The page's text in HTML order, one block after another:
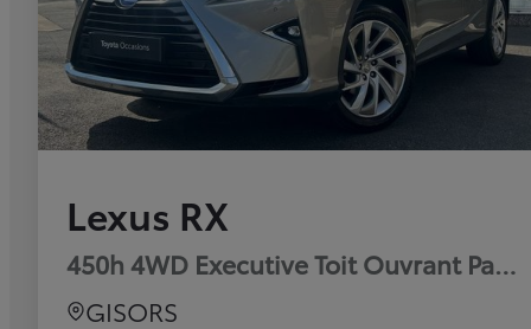
Lexus RX
450h 4WD Executive Toit Ouvrant
GISORS